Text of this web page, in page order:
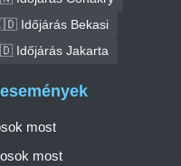
Időjárás Bekasi
Időjárás Jakarta
most
most